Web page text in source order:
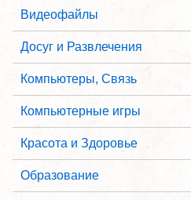
Видеофайлы
Досуг и Развлечения
Компьютеры, Связь
Компьютерные игры
Красота и Здоровье
Образование